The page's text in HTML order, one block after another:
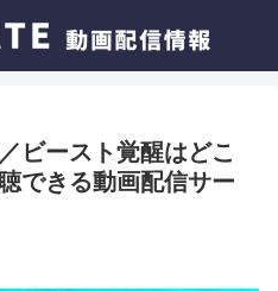
ビースト覚醒はどこ
できる動画配信サー